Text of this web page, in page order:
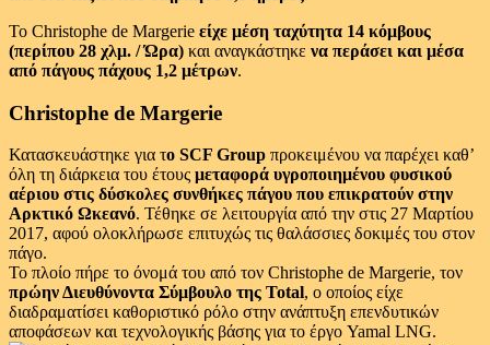
Το Christophe de Margerie είχε μέση ταχύτητα 14 κόμβους
(περίπου 28 χλμ. / Ώρα) και αναγκάστηκε να περάσει και μέσα
από πάγους πάχους 1,2 μέτρων.
Christophe de Margerie
Κατασκευάστηκε για το SCF Group προκειμένου να παρέχει καθ’
όλη τη διάρκεια του έτους μεταφορά υγροποιημένου φυσικού
αέριου στις δύσκολες συνθήκες πάγου που επικρατούν στην
Αρκτικό Ωκεανό. Τέθηκε σε λειτουργία από την στις 27 Μαρτίου
2017, αφού ολοκλήρωσε επιτυχώς τις θαλάσσιες δοκιμές του στον
πάγο.
Το πλοίο πήρε το όνομά του από τον Christophe de Margerie, τον
πρώην Διευθύνοντα Σύμβουλο της Total, ο οποίος είχε
διαδραματίσει καθοριστικό ρόλο στην ανάπτυξη επενδυτικών
αποφάσεων και τεχνολογικής βάσης για το έργο Yamal LNG.